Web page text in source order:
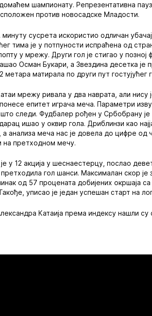
шампионату. Репрезентативна
против новосадске Младости.
минуту сусрета искористио одличан
тима је у потпуности испраћена од
у мрежу. Други гол је стигао у
Осман Букари, а Звездина десетка
метара матирала по други пут гостујућег
мрежу ривала у два наврата, али
понесе епитет играча меча. Параметри
што следи. Фудбалер рођен у Србобрану
ишао у оквир гола. Дриблинзи као
а анализа меча нас је довела до цифре од
на претходном мечу.
у 12 акција у шеснаестерцу, послао
претходила гол шанси. Максималан скор
од 57 процената добијених окршаја
уписао је један успешан старт на
Катаија према индексу нашли